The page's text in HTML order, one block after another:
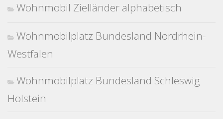
Wohnmobil Zielländer alphabetisch
Wohnmobilplatz Bundesland Nordrhein-
Westfalen
Wohnmobilplatz Bundesland Schleswig
Holstein